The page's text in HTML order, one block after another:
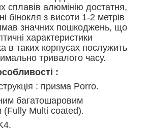
сплавів алюмінію достатня,
бінокля з висоти 1-2 метрів
значних пошкоджень, що
характеристики
в таких корпусах послужить
тривалого часу.
:
: призма Porro.
багатошаровим
(Fully Multi coated).